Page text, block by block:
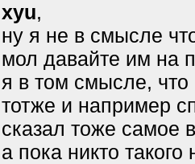
xyu,
ну я не в смысле
мол давайте им на
я в том смысле, что
тотже и например
сказал тоже самое
а пока никто